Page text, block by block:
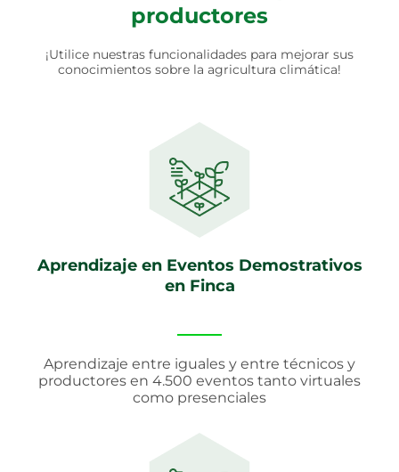
productores
¡Utilice nuestras funcionalidades para mejorar sus
conocimientos sobre la agricultura climática!
Aprendizaje en Eventos Demostrativos
en Finca
Aprendizaje entre iguales y entre técnicos y
productores en 4.500 eventos tanto virtuales
como presenciales